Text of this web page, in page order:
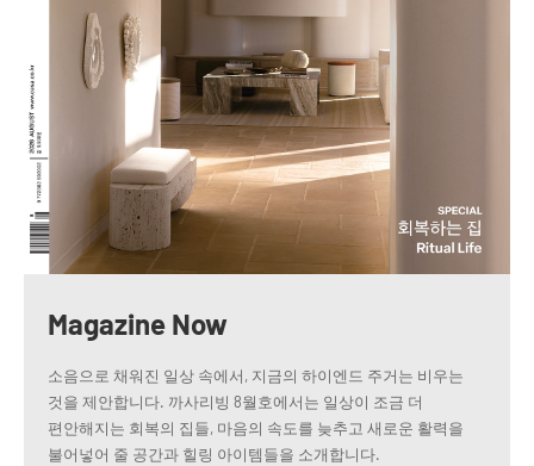
Magazine Now
소음으로 채워진 일상 속에서, 지금의 하이엔드 주거는 비우는
것을 제안합니다. 까사리빙 8월호에서는 일상이 조금 더
편안해지는 회복의 집들, 마음의 속도를 늦추고 새로운 활력을
불어넣어 줄 공간과 힐링 아이템들을 소개합니다.